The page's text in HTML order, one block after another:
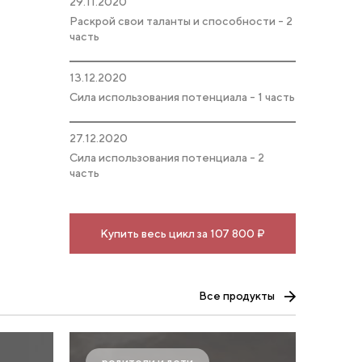
Раскрой свои таланты и способности - 2
часть
13.12.2020
Сила использования потенциала - 1 часть
27.12.2020
Сила использования потенциала - 2
часть
Купить весь цикл за 107 800 ₽
Все продукты